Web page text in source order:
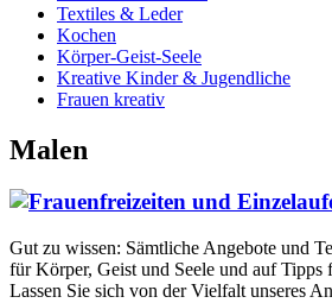
Textiles & Leder
Kochen
Körper-Geist-Seele
Kreative Kinder & Jugendliche
Frauen kreativ
Malen
Gut zu wissen: Sämtliche Angebote und
für Körper, Geist und Seele und auf
Lassen Sie sich von der Vielfalt unseres